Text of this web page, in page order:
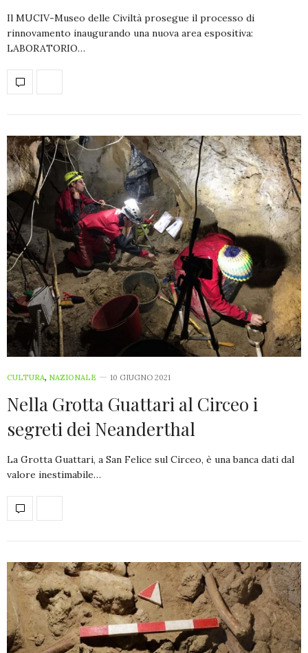
Il MUCIV-Museo delle Civiltà prosegue il processo di
rinnovamento inaugurando una nuova area espositiva:
LABORATORIO…
CULTURA, NAZIONALE 10 GIUGNO 2021
Nella Grotta Guattari al Circeo i
segreti dei Neanderthal
La Grotta Guattari, a San Felice sul Circeo, è una banca dati dal
valore inestimabile…